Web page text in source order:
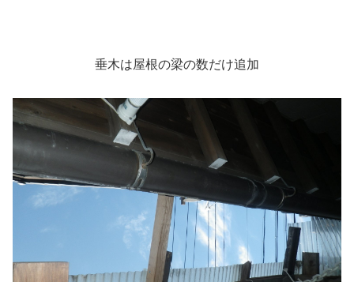
垂木は屋根の梁の数だけ追加